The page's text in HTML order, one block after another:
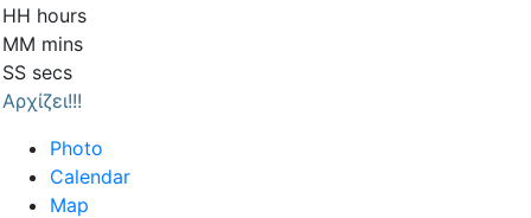
HH hours
MM mins
SS secs
Αρχίζει!!!
Photo
Calendar
Map